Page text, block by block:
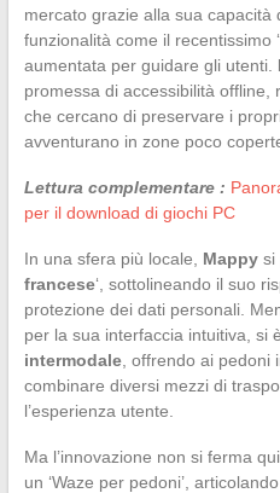
mercato grazie alla sua
funzionalità come il recentissimo
aumentata per guidare gli utenti.
promessa di accessibilità offline,
che cercano di preservare i
avventurano in zone poco
Lettura complementare :
per il download di giochi PC
In una sfera più locale, Mappysi
francese‘, sottolineando il suo
protezione dei dati personali.
per la sua interfaccia intuitiva, si
intermodale, offrendo ai pedoni
combinare diversi mezzi di
l’esperienza utente.
Ma l’innovazione non si ferma qui.
un ‘Waze per pedoni’,